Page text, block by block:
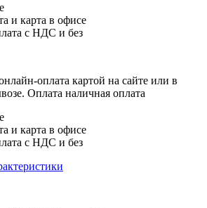
и карта в офисе
с НДС и без
оплата картой на сайте или в
Оплата наличная оплата
и карта в офисе
с НДС и без